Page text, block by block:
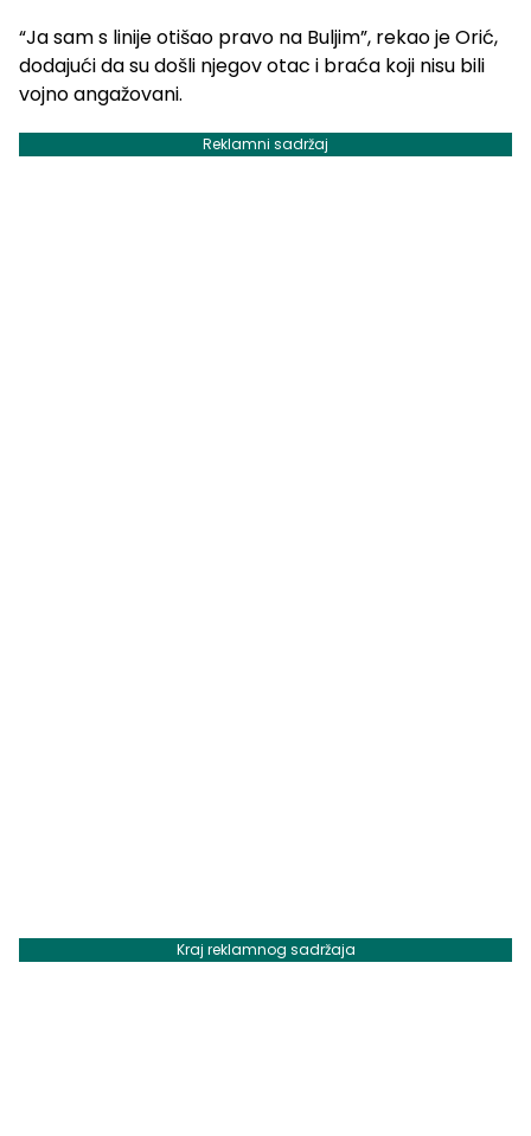
“Ja sam s linije otišao pravo na Buljim”, rekao je Orić,
dodajući da su došli njegov otac i braća koji nisu bili
vojno angažovani.
Reklamni sadržaj
Kraj reklamnog sadržaja